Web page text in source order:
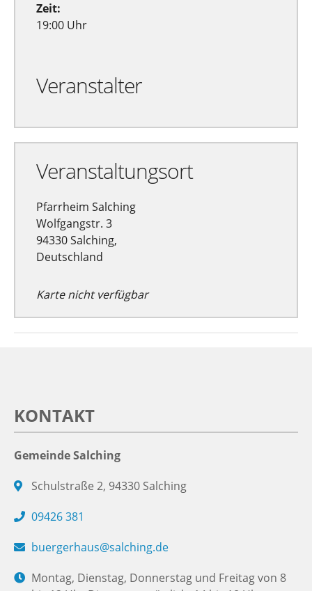
Zeit:
19:00 Uhr
Veranstalter
Veranstaltungsort
Pfarrheim Salching
Wolfgangstr. 3
94330 Salching,
Deutschland
Karte nicht verfügbar
KONTAKT
Gemeinde Salching
Schulstraße 2, 94330 Salching
09426 381
buergerhaus@salching.de
Montag, Dienstag, Donnerstag und Freitag von 8